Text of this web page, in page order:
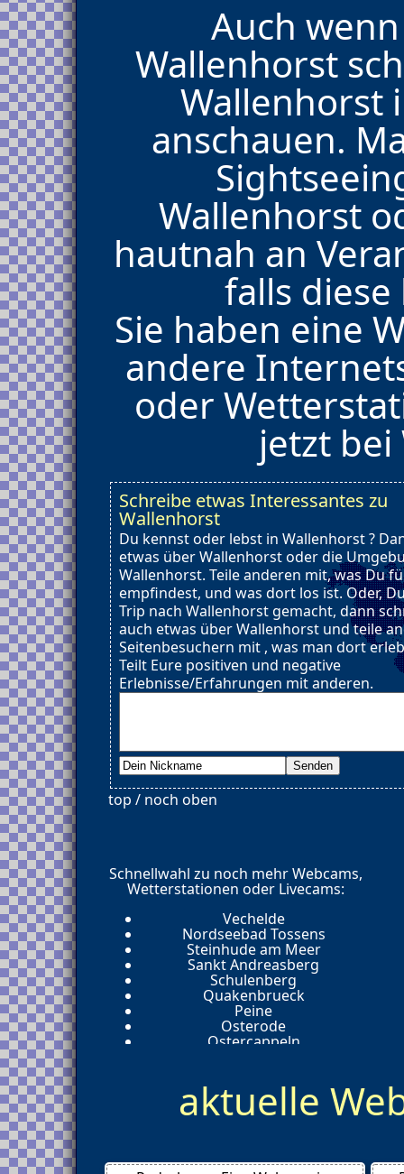
Auch
Wallenhorst
Wallenhorst
anschauen.
Wallenhorst
hautnah an
falls
Sie haben eine
andere
oder
jetzt
Schreibe etwas Interessantes zu
Wallenhorst
Du kennst oder lebst in Wallenhorst ?
etwas über Wallenhorst oder die
Wallenhorst. Teile anderen mit, was Du
empfindest, und was dort los ist. Oder,
Trip nach Wallenhorst gemacht, dann
auch etwas über Wallenhorst und teile
Seitenbesuchern mit , was man dort
Teilt Eure positiven und negative
Erlebnisse/Erfahrungen mit anderen.
top / noch oben
Schnellwahl zu noch mehr Webcams,
Wetterstationen oder Livecams:
Vechelde
Nordseebad Tossens
Steinhude am Meer
Sankt Andreasberg
Schulenberg
Quakenbrueck
Peine
Osterode
Ostercappeln
Lerbach
Lembruch
Langelsheim
aktuelle